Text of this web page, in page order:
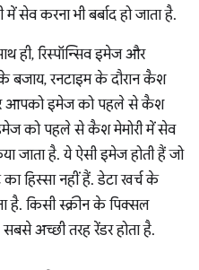
करना भी बर्बाद हो जाता है.
ही, रिस्पॉन्सिव इमेज और
रनटाइम के दौरान कैश
आपको इमेज को पहले से कैश
को पहले से कैश मेमोरी में सेव
जाता है. ये ऐसी इमेज होती हैं जो
हिस्सा नहीं हैं. डेटा खर्च के
है. किसी स्क्रीन के पिक्सल
सबसे अच्छी तरह रेंडर होता है.